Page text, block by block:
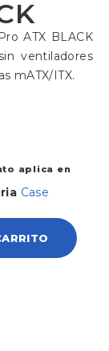
ATX BLACK
ventiladores
mATX/ITX.
aplica en
Case